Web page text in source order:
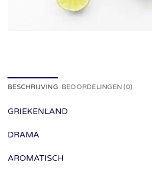
BESCHRIJVING BEOORDELINGEN (0)
GRIEKENLAND
DRAMA
AROMATISCH